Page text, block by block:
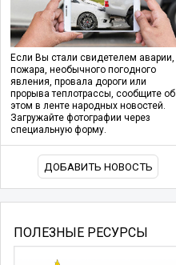
Если Вы стали свидетелем аварии,
пожара, необычного погодного
явления, провала дороги или
прорыва теплотрассы, сообщите об
этом в ленте народных новостей.
Загружайте фотографии через
специальную форму.
ДОБАВИТЬ НОВОСТЬ
ПОЛЕЗНЫЕ РЕСУРСЫ